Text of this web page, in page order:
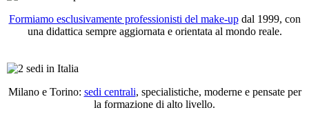
Formiamo esclusivamente professionisti del make-updal 1999, con
una didattica sempre aggiornata e orientata al mondo reale.
Milano e Torino: sedi centrali, specialistiche, moderne e pensate per
la formazione di alto livello.